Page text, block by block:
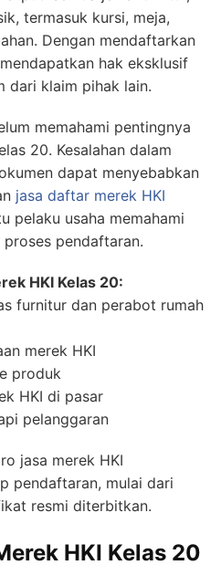
termasuk kursi, meja,
Dengan mendaftarkan
hak eksklusif
dari klaim pihak lain.
memahami pentingnya
20. Kesalahan dalam
dapat menyebabkan
jasa daftar merek HKI
pelaku usaha memahami
pendaftaran.
HKI Kelas 20:
furnitur dan perabot rumah
merek HKI
produk
HKI di pasar
pelanggaran
jasa merek HKI
pendaftaran, mulai dari
resmi diterbitkan.
HKI Kelas 20